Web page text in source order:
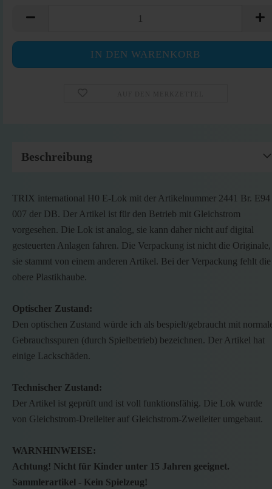
Beschreibung
TRIX international H0 E-Lok mit der Artikelnummer 2441 Br. E94
007 der DB. Der Artikel ist für den Betrieb mit Gleichstrom
vorgesehen. Die Lok ist analog, sie kann daher nicht auf digital
gesteuerten Anlagen fahren. Die Verpackung ist nicht die Originale,
sie stammt von einem anderen Artikel. Bei der Verpackung fehlt die
obere Plastikhaube.
Optischer Zustand:
Den optischen Zustand würde ich als bespielt/gebraucht mit
Gebrauchsspuren (durch Spielbetrieb) bezeichnen. Der Artikel hat
einige Lackschäden.
Technischer Zustand:
Der Artikel ist geprüft und ist voll funktionsfähig. Die Lok wurde
von Gleichstrom-Dreileiter auf Gleichstrom-Zweileiter umgebaut.
WARNHINWEISE:
Achtung! Nicht für Kinder unter 15 Jahren geeignet.
Sammlerartikel - Kein Spielzeug!